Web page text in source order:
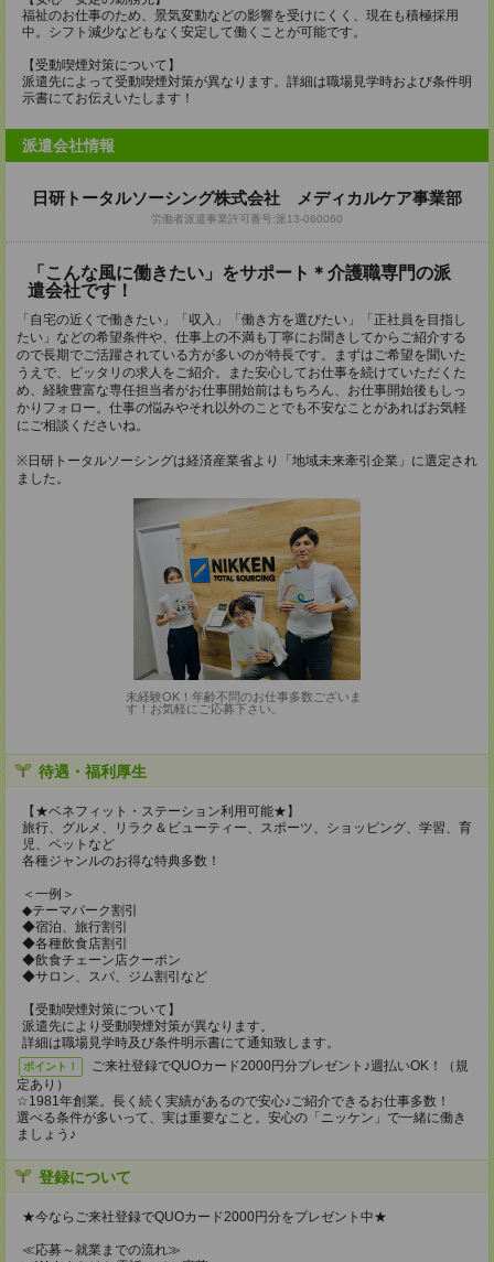
福祉のお仕事のため、景気変動などの影響を受けにくく、現在も積極採用
中。シフト減少などもなく安定して働くことが可能です。
【受動喫煙対策について】
派遣先によって受動喫煙対策が異なります。詳細は職場見学時および条件明
示書にてお伝えいたします！
派遣会社情報
日研トータルソーシング株式会社 メディカルケア事業部
労働者派遣事業許可番号:派13-060060
「こんな風に働きたい」をサポート＊介護職専門の派
遣会社です！
「自宅の近くで働きたい」「収入」「働き方を選びたい」「正社員を目指し
たい」などの希望条件や、仕事上の不満も丁寧にお聞きしてからご紹介する
ので長期でご活躍されている方が多いのが特長です。まずはご希望を聞いた
うえで、ピッタリの求人をご紹介。また安心してお仕事を続けていただくた
め、経験豊富な専任担当者がお仕事開始前はもちろん、お仕事開始後もしっ
かりフォロー。仕事の悩みやそれ以外のことでも不安なことがあればお気軽
にご相談くださいね。
※日研トータルソーシングは経済産業省より「地域未来牽引企業」に選定され
ました。
未経験OK！年齢不問のお仕事多数ございま
す！お気軽にご応募下さい。
待遇・福利厚生
【★ベネフィット・ステーション利用可能★】
旅行、グルメ、リラク＆ビューティー、スポーツ、ショッピング、学習、育
児、ペットなど
各種ジャンルのお得な特典多数！
＜一例＞
◆テーマパーク割引
◆宿泊、旅行割引
◆各種飲食店割引
◆飲食チェーン店クーポン
◆サロン、スパ、ジム割引など
【受動喫煙対策について】
派遣先により受動喫煙対策が異なります。
詳細は職場見学時及び条件明示書にて通知致します。
ポイント！
ご来社登録でQUOカード2000円分プレゼント♪週払いOK！（規
定あり）
☆1981年創業。長く続く実績があるので安心♪ご紹介できるお仕事多数！
選べる条件が多いって、実は重要なこと。安心の「ニッケン」で一緒に働き
ましょう♪
登録について
★今ならご来社登録でQUOカード2000円分をプレゼント中★
≪応募～就業までの流れ≫